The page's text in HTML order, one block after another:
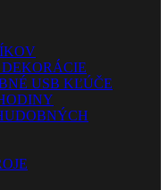
USB KĽÚČE